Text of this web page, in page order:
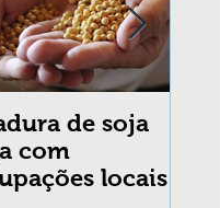
de soja
com
locais